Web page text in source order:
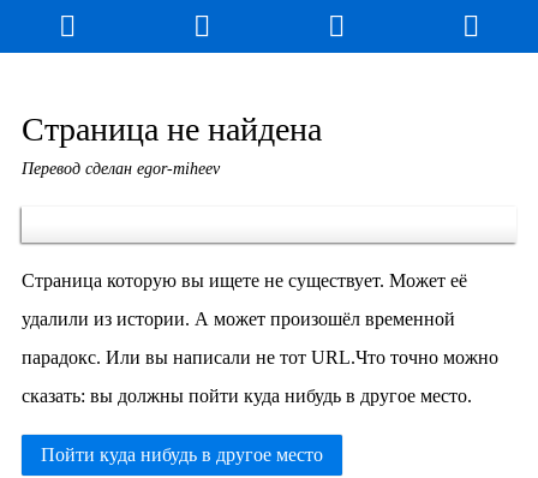
Страница не найдена
Перевод сделан egor-miheev
Страница которую вы ищете не существует. Может её
удалили из истории. А может произошёл временной
парадокс. Или вы написали не тот URL.Что точно можно
сказать: вы должны пойти куда нибудь в другое место.
Пойти куда нибудь в другое место